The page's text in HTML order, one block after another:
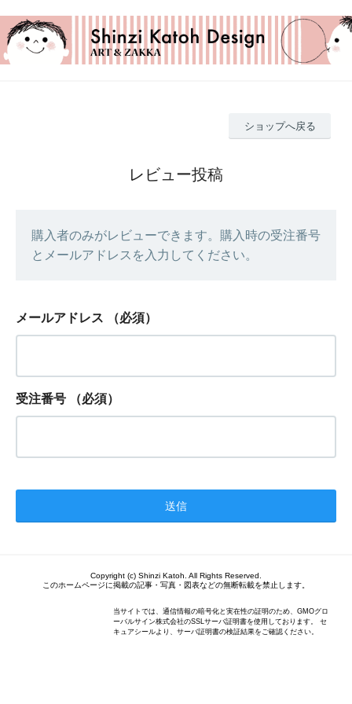
ショップへ戻る
レビュー投稿
購入者のみがレビューできます。購入時の受注番号
とメールアドレスを入力してください。
メールアドレス （必須）
受注番号 （必須）
Copyright (c) Shinzi Katoh. All Rights Reserved.
このホームページに掲載の記事・写真・図表などの無断転載を禁止します。
当サイトでは、通信情報の暗号化と実在性の証明のため、GMOグロ
ーバルサイン株式会社のSSLサーバ証明書を使用しております。 セ
キュアシールより、サーバ証明書の検証結果をご確認ください。